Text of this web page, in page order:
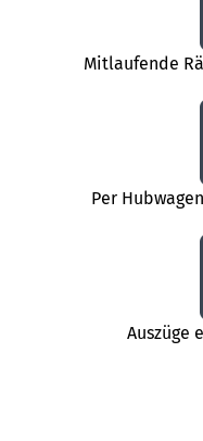
Mitlaufende
Per
Auszüge